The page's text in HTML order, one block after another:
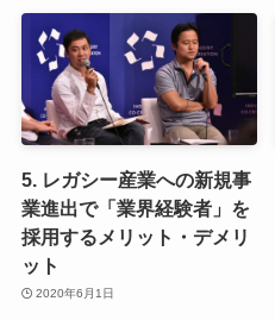
5. レガシー産業への新規事
業進出で「業界経験者」を
採用するメリット・デメリ
ット
2020年6月1日